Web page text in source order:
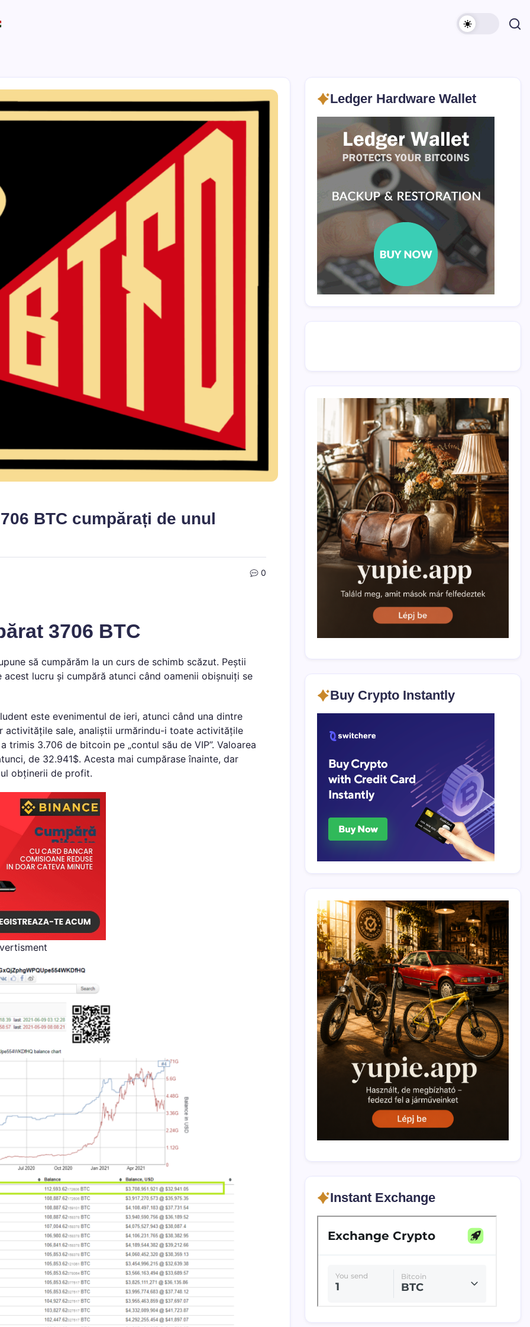
BTC cumpărați de unul
0
3706 BTC
să cumpărăm la un curs de schimb scăzut. Peștii
lucru și cumpără atunci când oamenii obișnuiți se
este evenimentul de ieri, atunci când una dintre
activitățile sale, analiștii urmărindu-i toate activitățile
3.706 de bitcoin pe „contul său de VIP”. Valoarea
de 32.941$. Acesta mai cumpărase înainte, dar
obținerii de profit.
Ledger Hardware Wallet
Buy Crypto Instantly
Instant Exchange